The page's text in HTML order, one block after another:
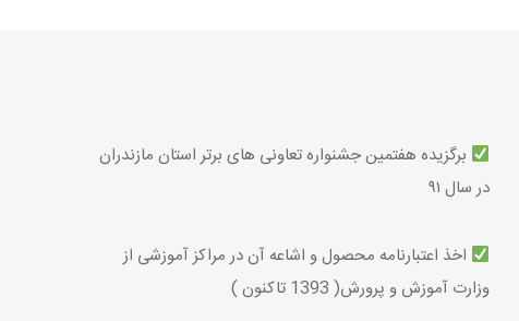
برگزیده هفتمین جشنواره تعاونی های برتر استان مازندران
در سال ۹۱
اخذ اعتبارنامه محصول و اشاعه آن در مراکز آموزشی از
وزارت آموزش و پرورش( 1393 تاکنون )